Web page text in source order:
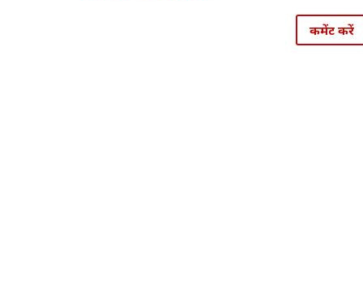
कमेंट करें